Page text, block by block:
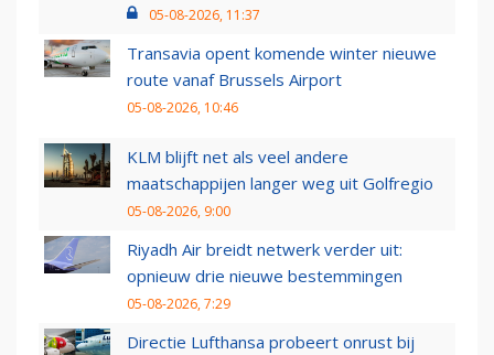
05-08-2026, 11:37
Transavia opent komende winter nieuwe
route vanaf Brussels Airport
05-08-2026, 10:46
KLM blijft net als veel andere
maatschappijen langer weg uit Golfregio
05-08-2026, 9:00
Riyadh Air breidt netwerk verder uit:
opnieuw drie nieuwe bestemmingen
05-08-2026, 7:29
Directie Lufthansa probeert onrust bij